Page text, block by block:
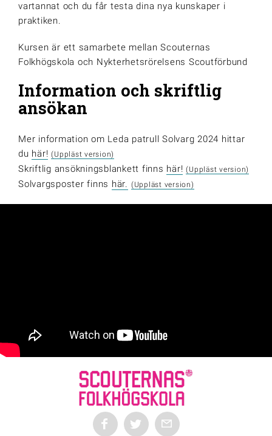
vartannat och du får testa dina nya kunskaper i
praktiken.
Kursen är ett samarbete mellan Scouternas
Folkhögskola och Nykterhetsrörelsens Scoutförbund
Information och skriftlig
ansökan
Mer information om Leda patrull Solvarg 2024 hittar
du här! (Uppläst version)
Skriftlig ansökningsblankett finns här! (Uppläst version)
Solvargsposter finns här. (Uppläst version)